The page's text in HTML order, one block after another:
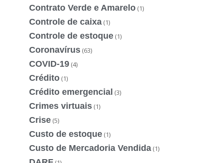
Contrato Verde e Amarelo (1)
Controle de caixa (1)
Controle de estoque (1)
Coronavírus (63)
COVID-19 (4)
Crédito (1)
Crédito emergencial (3)
Crimes virtuais (1)
Crise (5)
Custo de estoque (1)
Custo de Mercadoria Vendida (1)